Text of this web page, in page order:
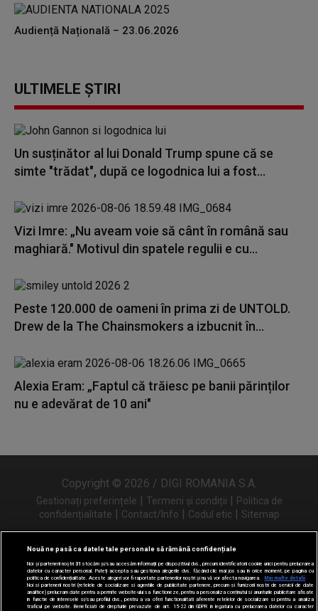
Audiență Națională – 23.06.2026
ULTIMELE ȘTIRI
Un susținător al lui Donald Trump spune că se
simte "trădat", după ce logodnica lui a fost...
Vizi Imre: „Nu aveam voie să cânt în română sau
maghiară." Motivul din spatele regulii e cu...
Peste 120.000 de oameni în prima zi de UNTOLD.
Drew de la The Chainsmokers a izbucnit în...
Alexia Eram: „Faptul că trăiesc pe banii părinților
nu e adevărat de 10 ani"
Copyright © 2026 / DIGI ROMANIA S.A.
Gestionați preferințele | Termeni și condiții | Politica de
confidențialitate | Contact/Info | Codul etic | Sitemap
Urmărește-ne și pe
Nouă ne pasă ca datele tale personale să rămână confidențiale
Noi și partenerii noștri31 stocăm și/sau accesăm informații pe dispozitivul dvs., precum identificatorii cookie unici pentru prelucrarea
datelor cu caracter personal. Puteți accepta sau gestiona alegerile dvs. făcând clic mai jos sau în orice moment, pe pagina cu
politica de confidențialitate. Aceste alegeri vor fi raportate partenerilor noștri și nu vă vor afecta navigarea.
Mai multe detalii
Noi si partenerii nostri (retelele de socializare si agentiile de publicitate partenere, precum si furnizorii nostri de servicii de date
analitice) prelucram date pentru a permite website-ului sa functioneze, pentru a personaliza continutul si anunturile publicitare afisate
in functie de interesele si/sau profilul dvs., pentru a va oferi functionalitati aferente retelelor de socializare si pentru a analiza
traficul pe website. Beneficiati de drepturile prevazute de art. 15-22 din GDPR in legatura cu prelucrarea datelor cu caracter